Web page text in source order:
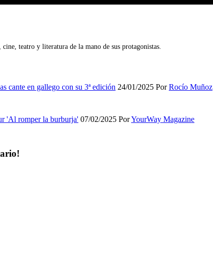
teatro y literatura de la mano de sus protagonistas.
cante en gallego con su 3ª edición 24/01/2025 PorRocío Muñoz
'Al romper la burburja' 07/02/2025 PorYourWay Magazine